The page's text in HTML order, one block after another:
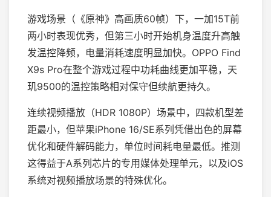
游戏场景（《原神》高画质60帧）下，一加15T前
两小时表现优秀，但第三小时开始机身温度升高触
发温控降频，电量消耗速度明显加快。OPPO Find
X9s Pro在整个游戏过程中功耗曲线更加平稳，天
玑9500的温控策略相对保守但续航更持久。
连续视频播放（HDR 1080P）场景中，四款机型差
距最小，但苹果iPhone 16/SE系列凭借出色的屏幕
优化和硬件解码能力，单位时间耗电量最低。推测
这得益于A系列芯片的专用媒体处理单元，以及iOS
系统对视频播放场景的特殊优化。